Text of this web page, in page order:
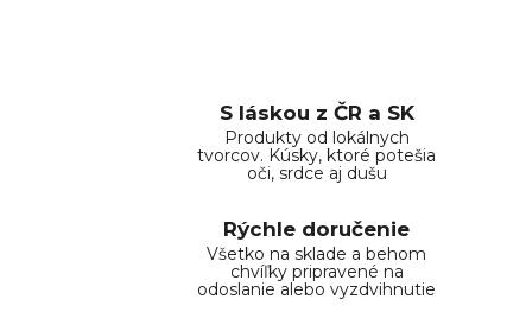
S láskou z ČR a SK
Produkty od lokálnych
tvorcov. Kúsky, ktoré potešia
oči, srdce aj dušu
Rýchle doručenie
Všetko na sklade a behom
chvíľky pripravené na
odoslanie alebo vyzdvihnutie